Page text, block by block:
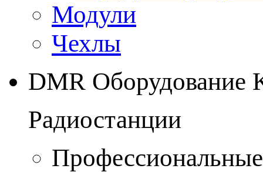
Модули
Чехлы
DMR Оборудование
Радиостанции